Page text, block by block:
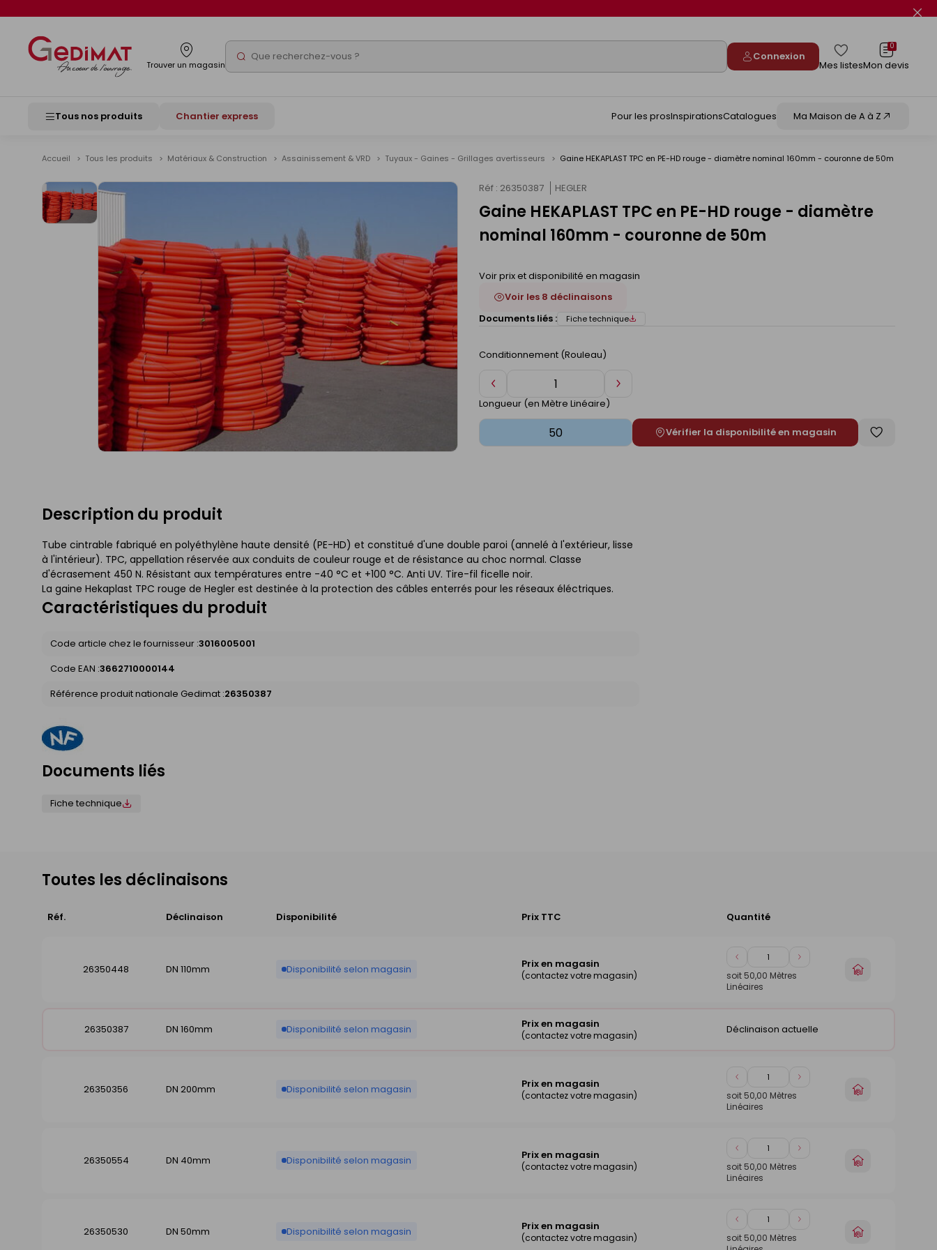
Trouver un magasin Rechercher Connexion
Mes listes
0
Mon devis
Tous nos produits Chantier express Pour les prosInspirationsCatalogues Ma Maison de A à Z
Accueil Tous les produits Matériaux & Construction Assainissement & VRD Tuyaux - Gaines - Grillages avertisseurs Gaine HEKAPLAST TPC en PE-HD rouge - diamètre nominal 160mm - couronne de 50m
Voir
Réf : 26350387 HEGLER
Gaine HEKAPLAST TPC en PE-HD rouge - diamètre
nominal 160mm - couronne de 50m
Voir prix et disponibilité en magasin
Voir les 8 déclinaisons
Documents liés :
Fiche technique
Conditionnement (Rouleau)
Diminuer
de
1
Augmenter
Longueur (en Mètre Linéaire)
Vérifier la disponibilité en magasin
Enregistrer
Description du produit
Tube cintrable fabriqué en polyéthylène haute densité (PE-HD) et constitué d'une double paroi (annelé à l'extérieur, lisse
à l'intérieur). TPC, appellation réservée aux conduits de couleur rouge et de résistance au choc normal. Classe
d'écrasement 450 N. Résistant aux températures entre -40 °C et +100 °C. Anti UV. Tire-fil ficelle noir.
La gaine Hekaplast TPC rouge de Hegler est destinée à la protection des câbles enterrés pour les réseaux éléctriques.
Caractéristiques du produit
Code article chez le fournisseur :3016005001
Code EAN :3662710000144
Référence produit nationale Gedimat :26350387
Documents liés
Fiche technique
Toutes les déclinaisons
Réf. Déclinaison Disponibilité Prix TTC Quantité
26350448
DN 110mm Disponibilité selon magasin Prix en magasin
(contactez votre magasin)
Diminuer
de
1
Augmenter
soit 50,00 Mètres
Linéaires
Choisir
26350387 DN 160mm Disponibilité selon magasin Prix en magasin
(contactez votre magasin) Déclinaison actuelle
26350356 DN 200mm Disponibilité selon magasin Prix en magasin
(contactez votre magasin)
Diminuer
de
1
Augmenter
soit 50,00 Mètres
Linéaires
Choisir
26350554 DN 40mm Disponibilité selon magasin Prix en magasin
(contactez votre magasin)
Diminuer
de
1
Augmenter
soit 50,00 Mètres
Linéaires
Choisir
26350530 DN 50mm Disponibilité selon magasin Prix en magasin
(contactez votre magasin)
Diminuer
de
Augmenter
soit 50,00 Mètres
Choisir